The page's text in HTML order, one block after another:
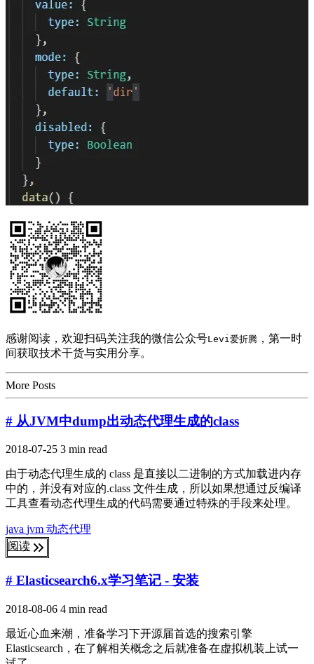
感谢阅读，欢迎扫码关注我的微信公众号Levi爱折腾 ，第一时
间获取技术干货与实用分享。
More Posts
# 从JVM中dump出动态代理生成的class
2018-07-25 3 min read
由于动态代理生成的 class 是直接以二进制的方式加载进内存
中的，并没有对应的.class 文件生成，所以如果想通过反编译
工具查看动态代理生成的代码需要通过特殊的手段来处理。
java jvm 动态代理
阅读
# Elasticsearch6.x学习笔记 - 安装
2018-08-06 4 min read
最近心血来潮，准备学习下开源届首选的搜索引擎
Elasticsearch，在了解相关概念之后就准备在虚拟机装上试一